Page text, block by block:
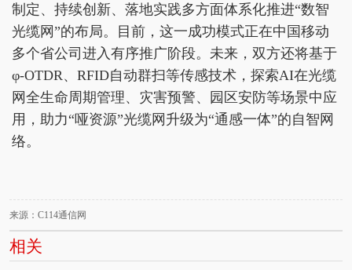
制定、持续创新、落地实践多方面体系化推进“数智
光缆网”的布局。目前，这一成功模式正在中国移动
多个省公司进入有序推广阶段。未来，双方还将基于
φ-OTDR、RFID自动群扫等传感技术，探索AI在光缆
网全生命周期管理、灾害预警、园区安防等场景中应
用，助力“哑资源”光缆网升级为“通感一体”的自智网
络。
来源：C114通信网
相关